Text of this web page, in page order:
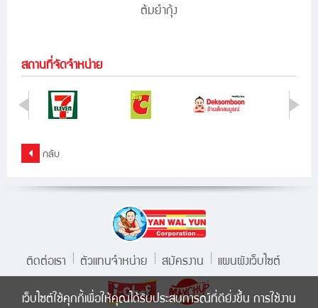
ต้มยำกุ้ง
สถานที่จัดจำหน่าย
กลับ
ติดต่อเรา ตัวแทนจำหน่าย สมัครงาน แผนผังเว็บไซต์
เว็บไซต์ใช้คุกกี้เพื่อให้คุณได้รับประสบการณ์ที่ดียิ่งขึ้น การใช้งาน